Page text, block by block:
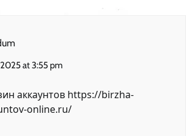
2025 at 3:55 pm
аккаунтов https://birzha-
online.ru/